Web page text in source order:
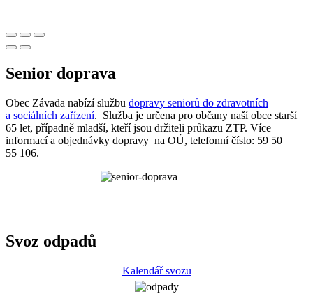
Senior doprava
Obec Závada nabízí službu dopravy seniorů do zdravotních
a sociálních zařízení. Služba je určena pro občany naší obce starší
65 let, případně mladší, kteří jsou držiteli průkazu ZTP. Více
informací a objednávky dopravy na OÚ, telefonní číslo: 59 50
55 106.
Svoz odpadů
Kalendář svozu